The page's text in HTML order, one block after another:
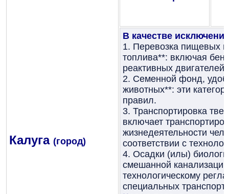
Калуга (город)
В качестве
1. Перевозка пищевых
топлива**: включая
реактивных
2. Семенной фонд,
животных**: эти
правил.
3. Транспортировка
включает
жизнедеятельности
соответствии с
4. Осадки (илы)
смешанной
технологическому
специальных